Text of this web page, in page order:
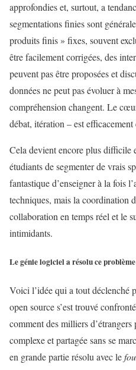
approfondies et, surtout, a
segmentations finies sont
produits finis » fixes, souvent
être facilement corrigées, des
peuvent pas être proposées et
données ne peut pas évoluer à
compréhension changent. Le
débat, itération – est efficacement
Cela devient encore plus difficile
étudiants de segmenter de vrais
fantastique d’enseigner à la fois
techniques, mais la coordination
collaboration en temps réel et le
intimidants.
Le génie logiciel a résolu ce
Voici l’idée qui a tout déclenché
open source s’est trouvé
comment des milliers
complexe et partagée sans se
en grande partie résolu avec le